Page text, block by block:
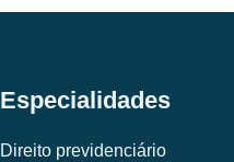
Especialidades
Direito previdenciário